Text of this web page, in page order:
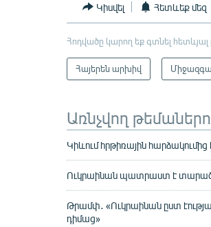
Կիսվել Հետևեք մեզ
Հոդվածը կարող եք գտնել հետևյալ
Հայերեն արխիվ
Առնչվող
Կիևում հրթիռային հարձակումից
Ուկրաինան պատրաստ է
Թրամփ․ «Ուկրաինան ըստ
դիմաց»